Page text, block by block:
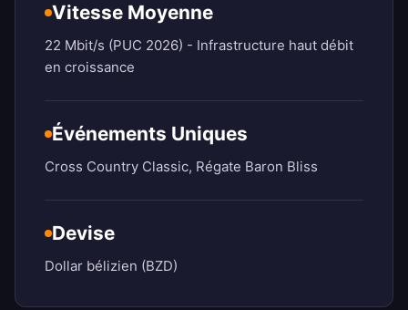
Vitesse Moyenne
22 Mbit/s (PUC 2026) - Infrastructure haut débit
en croissance
Événements Uniques
Cross Country Classic, Régate Baron Bliss
Devise
Dollar bélizien (BZD)